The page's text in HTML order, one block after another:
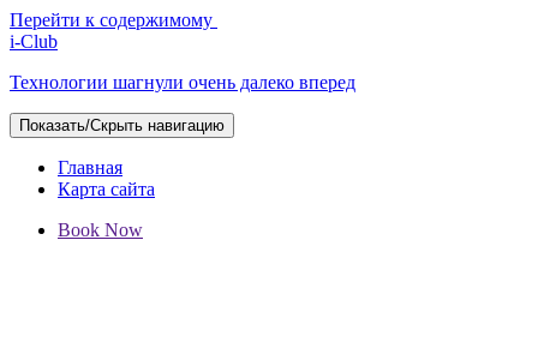
Перейти к содержимому
i-Club
Технологии шагнули очень далеко вперед
Показать/Скрыть навигацию
Главная
Карта сайта
Book Now